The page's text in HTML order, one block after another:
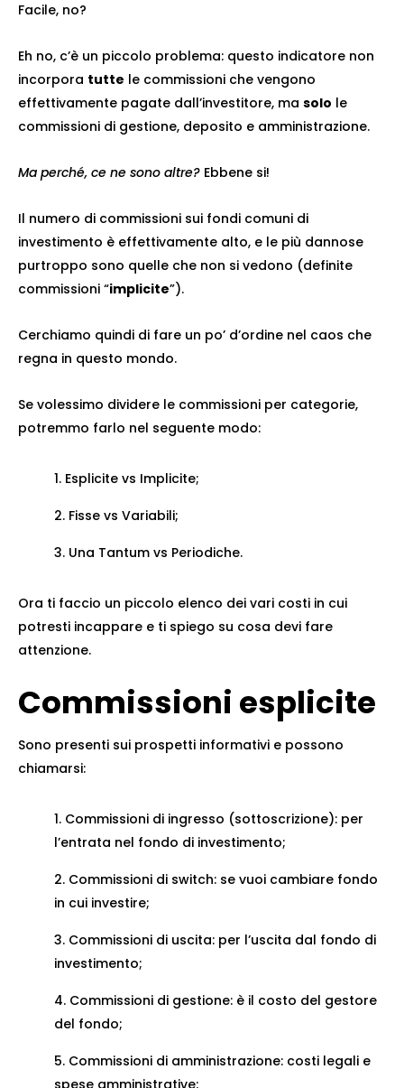
Facile, no?
Eh no, c’è un piccolo problema: questo indicatore non
incorpora tutte le commissioni che vengono
effettivamente pagate dall’investitore, ma solo le
commissioni di gestione, deposito e amministrazione.
Ma perché, ce ne sono altre? Ebbene si!
Il numero di commissioni sui fondi comuni di
investimento è effettivamente alto, e le più dannose
purtroppo sono quelle che non si vedono (definite
commissioni “implicite”).
Cerchiamo quindi di fare un po’ d’ordine nel caos che
regna in questo mondo.
Se volessimo dividere le commissioni per categorie,
potremmo farlo nel seguente modo:
Esplicite vs Implicite;
Fisse vs Variabili;
Una Tantum vs Periodiche.
Ora ti faccio un piccolo elenco dei vari costi in cui
potresti incappare e ti spiego su cosa devi fare
attenzione.
Commissioni esplicite
Sono presenti sui prospetti informativi e possono
chiamarsi:
Commissioni di ingresso (sottoscrizione): per
l’entrata nel fondo di investimento;
Commissioni di switch: se vuoi cambiare fondo
in cui investire;
Commissioni di uscita: per l’uscita dal fondo di
investimento;
Commissioni di gestione: è il costo del gestore
del fondo;
Commissioni di amministrazione: costi legali e
spese amministrative;